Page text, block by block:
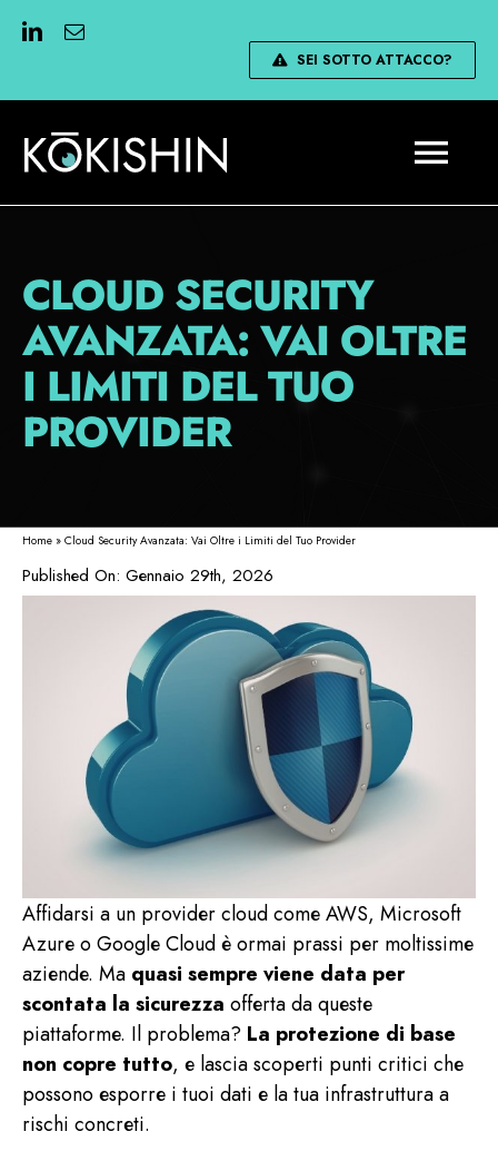
Skip
SEI SOTTO ATTACCO?
Servizi
Chi Siamo
F.A.Q.
Italiano
CLOUD SECURITY
AVANZATA: VAI OLTRE
I LIMITI DEL TUO
PROVIDER
Home» Cloud Security Avanzata: Vai Oltre i Limiti del Tuo Provider
Published On: Gennaio 29th, 2026
Affidarsi a un provider cloud come AWS, Microsoft
Azure o Google Cloud è ormai prassi per moltissime
aziende. Ma quasi sempre viene data per
scontata la sicurezza offerta da queste
piattaforme. Il problema? La protezione di base
non copre tutto, e lascia scoperti punti critici che
possono esporre i tuoi dati e la tua infrastruttura a
rischi concreti.